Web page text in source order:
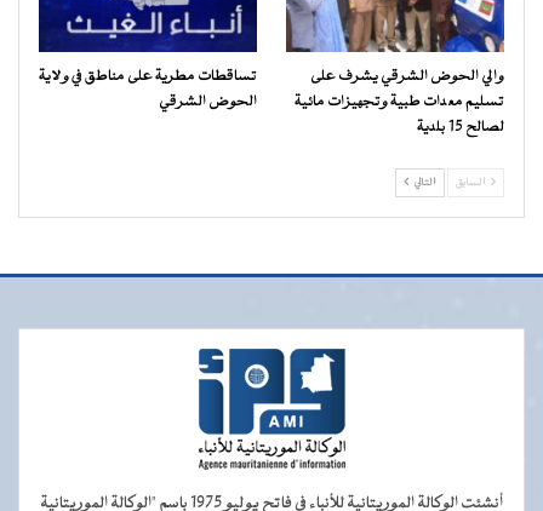
والي الحوض الشرقي يشرف على
تسليم معدات طبية وتجهيزات مائية
لصالح 15 بلدية
تساقطات مطرية على مناطق في ولاية
الحوض الشرقي
السابق التالي
أنشئت الوكالة الموريتانية للأنباء في فاتح يوليو 1975 باسم "الوكالة الموريتانية